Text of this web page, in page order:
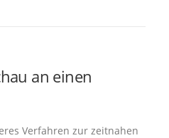
an einen
Verfahren zur zeitnahen